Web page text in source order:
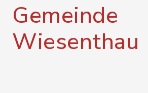
Gemeinde
Wiesenthau